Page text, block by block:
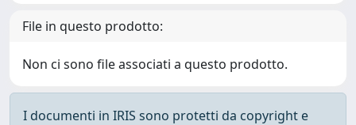
File in questo prodotto:
Non ci sono file associati a questo prodotto.
I documenti in IRIS sono protetti da copyright e